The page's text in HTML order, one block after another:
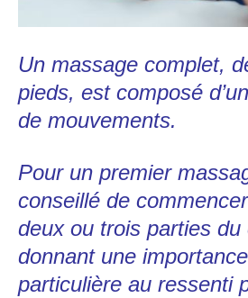
Un massage complet,
pieds, est composé
de mouvements.
Pour un premier
conseillé de
deux ou trois parties du
donnant une
particulière au ressenti